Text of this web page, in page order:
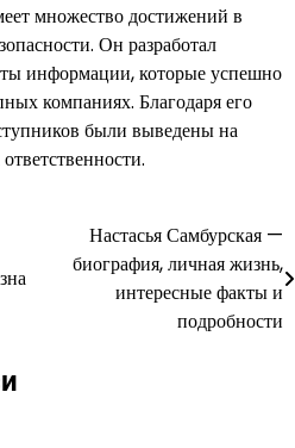
множество достижений в
Он разработал
информации, которые успешно
компаниях. Благодаря его
были выведены на
Настасья Самбурская —
биография, личная жизнь,
интересные факты и
подробности